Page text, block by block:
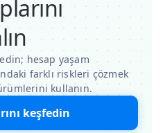
hesap yaşam
farklı riskleri çözmek
kullanın.
keşfedin